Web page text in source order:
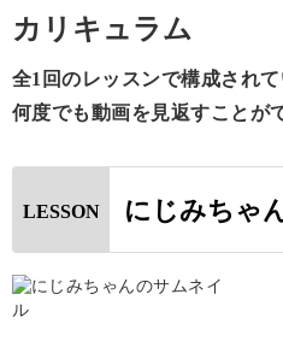
きっちりしすぎないにじみ
レッスンでは、にじませる
カリキュラム
全1回のレッスンで構成されて
何度でも動画を見返すことが
LESSON にじみちゃ